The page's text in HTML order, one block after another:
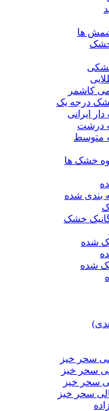
ها
کاشمر
درجه یک
ایرانی
درشت
متوسط
خشک ها
بندی شده
خشک
شده
شده
سحر خیز
سحر خیز
سحر خیز
سحر خیز